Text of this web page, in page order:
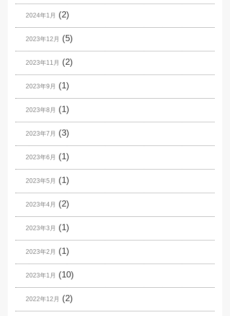
2024年1月 (2)
2023年12月 (5)
2023年11月 (2)
2023年9月 (1)
2023年8月 (1)
2023年7月 (3)
2023年6月 (1)
2023年5月 (1)
2023年4月 (2)
2023年3月 (1)
2023年2月 (1)
2023年1月 (10)
2022年12月 (2)